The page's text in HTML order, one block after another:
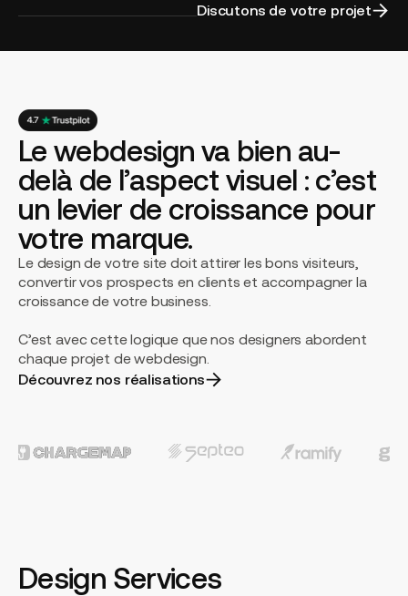
Discutons de votre projet
Le webdesign va bien au-
delà de l’aspect visuel : c’est
un levier de croissance pour
votre marque.
Le design de votre site doit attirer les bons visiteurs,
convertir vos prospects en clients et accompagner la
croissance de votre business.
C’est avec cette logique que nos designers abordent
chaque projet de webdesign.
Découvrez nos réalisations
Design Services